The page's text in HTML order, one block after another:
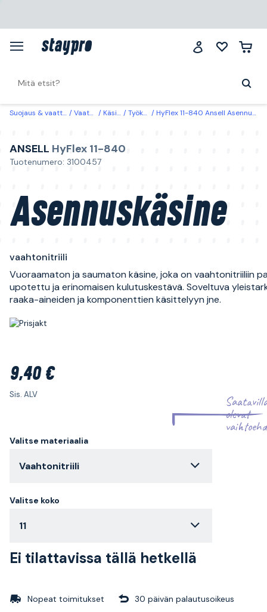
Suojaus & vaatteet Vaatteet Käsineet Työkäsineet HyFlex 11-840 Ansell Asennuskäsine vaahtonitriili Vaahtonitriili
ANSELL HyFlex 11-840
Tuotenumero: 3100457
Asennuskäsine
vaahtonitriili
Vuoraamaton ja saumaton käsine, joka on vaahtonitriiliin
upotettu ja erinomaisen kulutuskestävä. Soveltuva
raaka-aineiden ja komponenttien käsittelyyn jne.
9,40 €
Sis. ALV
olevat
Valitse materiaalia
Vaahtonitriili
Valitse koko
11
Ei tilattavissa tällä hetkellä
Nopeat toimitukset 30 päivän palautusoikeus